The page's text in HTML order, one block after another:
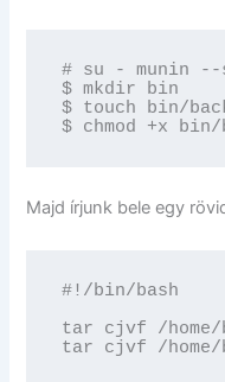
# su - munin --
$ mkdir bin
$ touch bin/
$ chmod +x bin/
Majd írjunk bele egy
#!/bin/bash
tar cjvf /home/
tar cjvf /home/